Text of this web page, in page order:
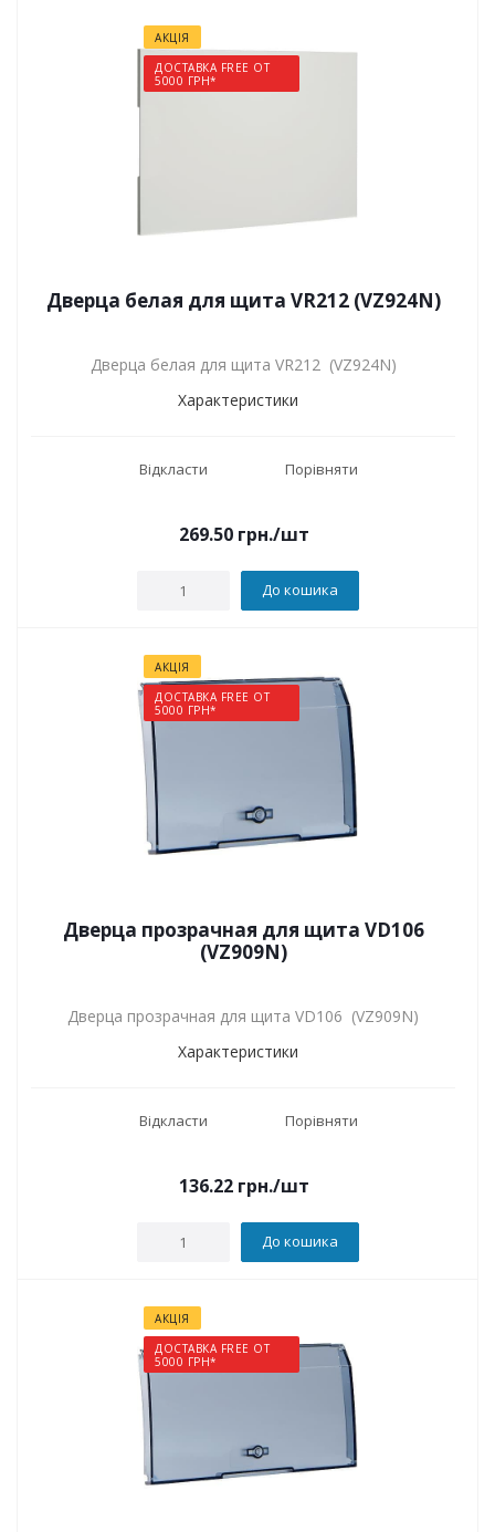
АКЦІЯ
ДОСТАВКА FREE ОТ
5000 ГРН*
Дверца белая для щита VR212 (VZ924N)
Дверца белая для щита VR212 (VZ924N)
Характеристики
Відкласти Порівняти
269.50грн./шт
До кошика
АКЦІЯ
ДОСТАВКА FREE ОТ
5000 ГРН*
Дверца прозрачная для щита VD106
(VZ909N)
Дверца прозрачная для щита VD106 (VZ909N)
Характеристики
Відкласти Порівняти
136.22грн./шт
До кошика
АКЦІЯ
ДОСТАВКА FREE ОТ
5000 ГРН*